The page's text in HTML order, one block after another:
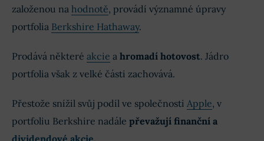
založenou na hodnotě, provádí významné úpravy
portfolia Berkshire Hathaway.
Prodává některé akcie a hromadí hotovost. Jádro
portfolia však z velké části zachovává.
Přestože snížil svůj podíl ve společnosti Apple, v
portfoliu Berkshire nadále převažují finanční a
dividendové akcie.